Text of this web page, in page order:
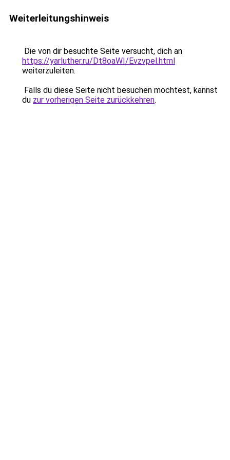
Weiterleitungshinweis
Die von dir besuchte Seite versucht, dich an
https://yarluther.ru/Dt8oaWI/Evzvpel.html
weiterzuleiten.
Falls du diese Seite nicht besuchen möchtest, kannst
du zur vorherigen Seite zurückkehren.